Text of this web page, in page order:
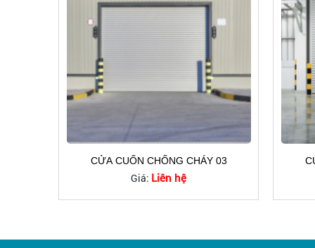
CỬA CUỐN CHỐNG CHÁY 03
Giá: Liên hệ